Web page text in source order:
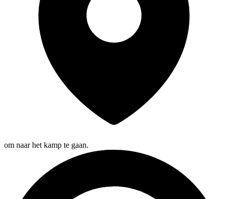
om naar het kamp te gaan.